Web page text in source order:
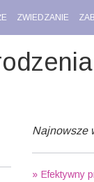
ZWIEDZANIE
Najnowsze
Efektywny